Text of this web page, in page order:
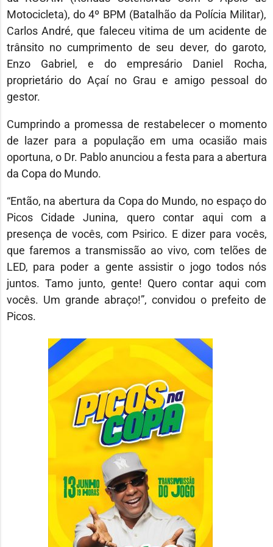
Motocicleta), do 4º BPM (Batalhão da Polícia Militar),
Carlos André, que faleceu vitima de um acidente de
trânsito no cumprimento de seu dever, do garoto,
Enzo Gabriel, e do empresário Daniel Rocha,
proprietário do Açaí no Grau e amigo pessoal do
gestor.
Cumprindo a promessa de restabelecer o momento
de lazer para a população em uma ocasião mais
oportuna, o Dr. Pablo anunciou a festa para a abertura
da Copa do Mundo.
“Então, na abertura da Copa do Mundo, no espaço do
Picos Cidade Junina, quero contar aqui com a
presença de vocês, com Psirico. E dizer para vocês,
que faremos a transmissão ao vivo, com telões de
LED, para poder a gente assistir o jogo todos nós
juntos. Tamo junto, gente! Quero contar aqui com
vocês. Um grande abraço!”, convidou o prefeito de
Picos.